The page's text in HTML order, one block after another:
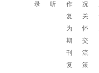
录
听
作
复
为
期
刊
复
况
关
怀
交
流
策